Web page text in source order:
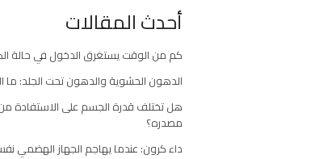
أحدث المقالات
كم من الوقت يستغرق الدخول في حالة
الدهون الحشوية والدهون تحت الجلد: ما
هل تختلف قدرة الجسم على الاستفادة من
مصدره؟
داء كرون: عندما يهاجم الجهاز الهضمي